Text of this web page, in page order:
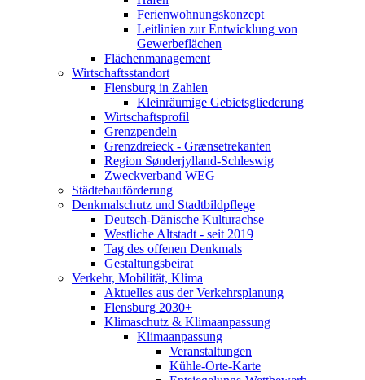
Ferienwohnungskonzept
Leitlinien zur Entwicklung von
Gewerbeflächen
Flächenmanagement
Wirtschaftsstandort
Flensburg in Zahlen
Kleinräumige Gebietsgliederung
Wirtschaftsprofil
Grenzpendeln
Grenzdreieck - Grænsetrekanten
Region Sønderjylland-Schleswig
Zweckverband WEG
Städtebauförderung
Denkmalschutz und Stadtbildpflege
Deutsch-Dänische Kulturachse
Westliche Altstadt - seit 2019
Tag des offenen Denkmals
Gestaltungsbeirat
Verkehr, Mobilität, Klima
Aktuelles aus der Verkehrsplanung
Flensburg 2030+
Klimaschutz & Klimaanpassung
Klimaanpassung
Veranstaltungen
Kühle-Orte-Karte